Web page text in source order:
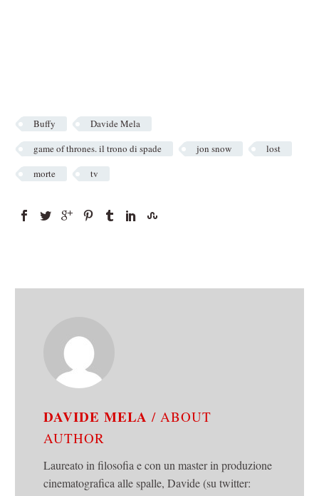
Buffy
Davide Mela
game of thrones. il trono di spade
jon snow
lost
morte
tv
DAVIDE MELA/ ABOUT
AUTHOR
Laureato in filosofia e con un master in produzione
cinematografica alle spalle, Davide (su twitter: